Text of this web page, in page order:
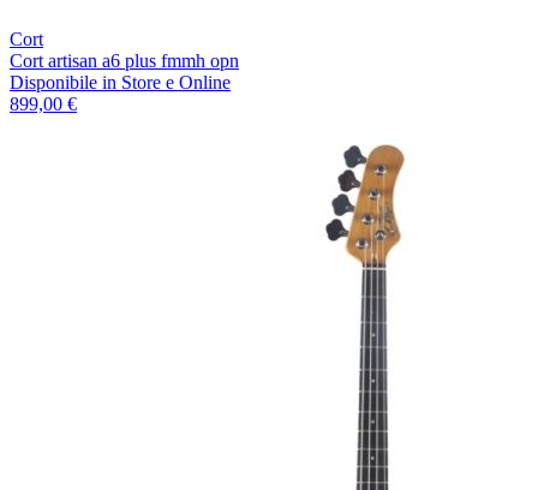
Cort
Cort artisan a6 plus fmmh opn
Disponibile in Store e Online
899,00 €